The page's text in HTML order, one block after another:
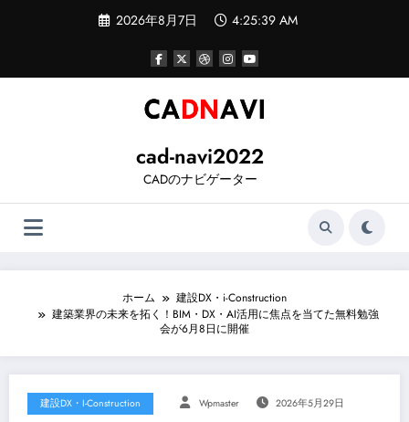
ツ
2026年8月7日 4:25:40 AM
cad-navi2022
CADのナビゲーター
ホーム
建設DX・i-Construction
建築業界の未来を拓く！BIM・DX・AI活用に焦点を当てた無料勉強
会が6月8日に開催
建設DX・i-Construction Wpmaster 2026年5月29日